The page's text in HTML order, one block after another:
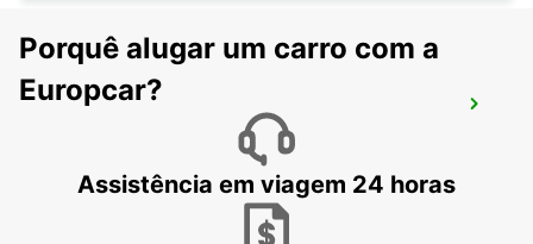
TIVAT AIRPORT
Porquê alugar um carro com a
Europcar?
Assistência em viagem 24 horas